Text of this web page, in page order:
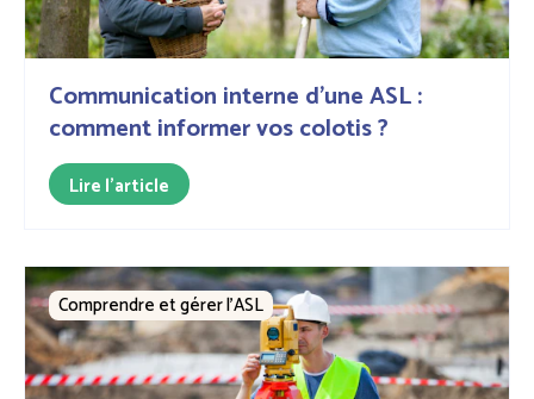
Communication interne d'une ASL :
comment informer vos colotis ?
Lire l'article
Comprendre et gérer l’ASL